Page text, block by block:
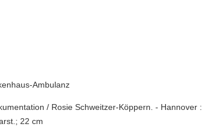
Ambulanz
/ Rosie Schweitzer-Köppern. - Hannover :
22 cm